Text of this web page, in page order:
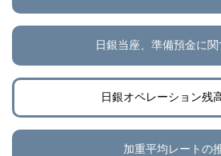
日銀当座、準備預金に
日銀オペレーション残
加重平均レートの